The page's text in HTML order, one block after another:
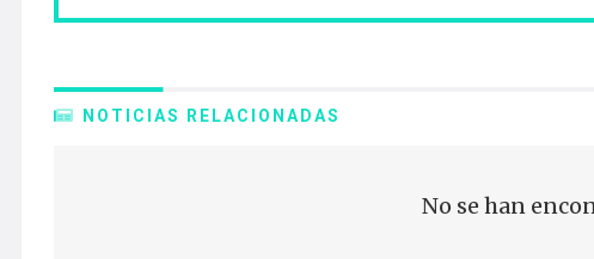
NOTICIAS RELACIONADAS
No se han